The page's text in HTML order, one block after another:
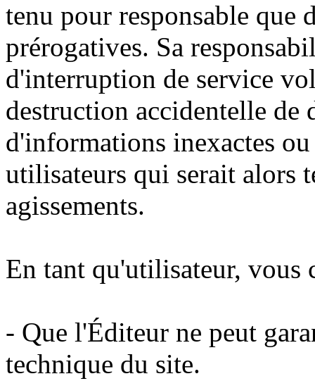
tenu pour responsable que
prérogatives. Sa
d'interruption de service
destruction accidentelle de
d'informations inexactes
utilisateurs qui serait alors
agissements.
En tant qu'utilisateur, vous
- Que l'Éditeur ne peut
technique du site.